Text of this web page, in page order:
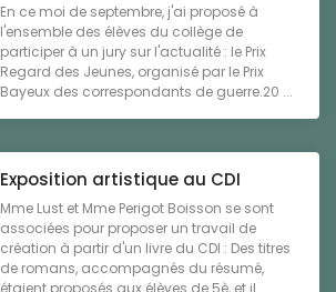
En ce moi de septembre, j'ai proposé à
l'ensemble des élèves du collège de
participer à un jury sur l'actualité : le Prix
Regard des Jeunes, organisé par le Prix
Bayeux des correspondants de guerre.20 ...
Exposition artistique au CDI
Mme Lust et Mme Perigot Boisson se sont
associées pour proposer un travail de
création à partir d'un livre du CDI : Des titres
de romans, accompagnés du résumé,
étaient proposés aux élèves de 5è, et il ...